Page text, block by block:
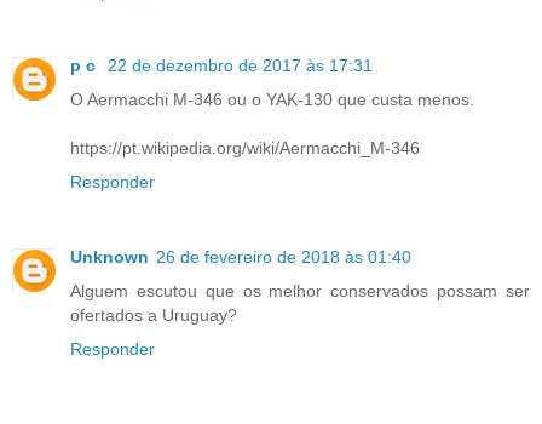
p c
22 de dezembro de 2017 às 17:31
O Aermacchi M-346 ou o YAK-130 que custa menos.
https://pt.wikipedia.org/wiki/Aermacchi_M-346
Responder
Unknown 26 de fevereiro de 2018 às 01:40
Alguem escutou que os melhor conservados possam ser
ofertados a Uruguay?
Responder